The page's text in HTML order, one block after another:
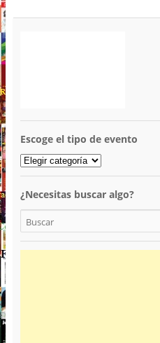
Escoge el tipo de evento
¿Necesitas buscar algo?